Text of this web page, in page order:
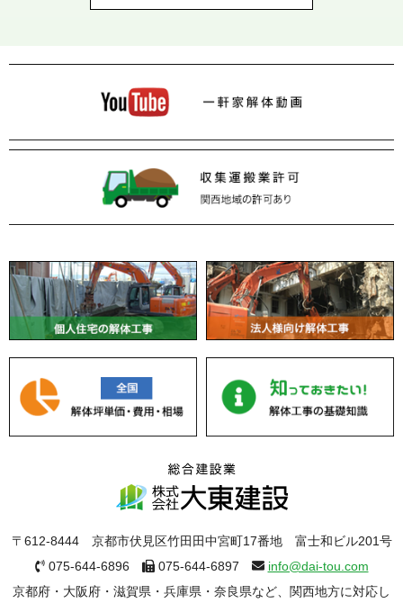
〒612-8444 京都市伏見区竹田田中宮町17番地 富士和ビル201号
075-644-6896
075-644-6897
info@dai-tou.com
京都府・大阪府・滋賀県・兵庫県・奈良県など、関西地方に対応し